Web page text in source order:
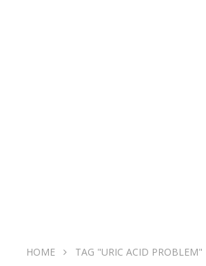
HOME TAG "URIC ACID PROBLEM"